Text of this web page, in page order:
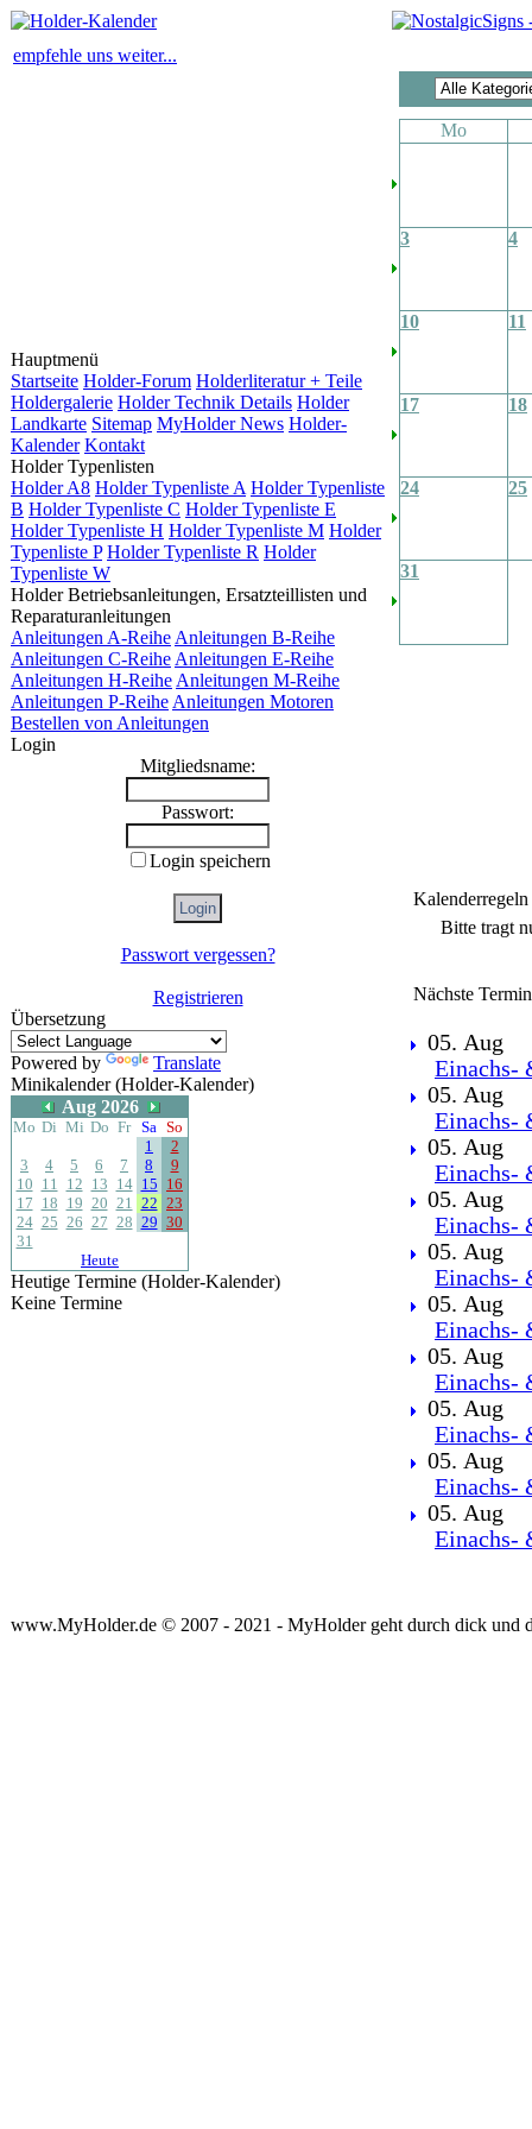
empfehle uns weiter...
Hauptmenü
Startseite Holder-Forum Holderliteratur + Teile
Holdergalerie Holder Technik Details Holder
Landkarte Sitemap MyHolder News Holder-
Kalender Kontakt
Holder Typenlisten
Holder A8 Holder Typenliste A Holder Typenliste
B Holder Typenliste C Holder Typenliste E
Holder Typenliste H Holder Typenliste M Holder
Typenliste P Holder Typenliste R Holder
Typenliste W
Holder Betriebsanleitungen, Ersatzteillisten und
Reparaturanleitungen
Anleitungen A-Reihe Anleitungen B-Reihe
Anleitungen C-Reihe Anleitungen E-Reihe
Anleitungen H-Reihe Anleitungen M-Reihe
Anleitungen P-Reihe Anleitungen Motoren
Bestellen von Anleitungen
Login
Mitgliedsname:
Passwort:
Login speichern
Passwort vergessen?
Registrieren
Übersetzung
Powered by
Translate
Minikalender (Holder-Kalender)
Aug 2026
Mo Di Mi Do Fr Sa So
1
2
3
4 5 6 7 8
9
10 11 12 13 14 15 16
17 18 19 20 21 22 23
24 25 26 27 28 29 30
31
Heute
Heutige Termine (Holder-Kalender)
Keine Termine
Mo
3 4
10 11
17 18
24 25
31
Kalenderregeln
Bitte tragt
Nächste
05. Aug
Einachs-
05. Aug
Einachs-
05. Aug
Einachs-
05. Aug
Einachs-
05. Aug
Einachs-
05. Aug
Einachs-
05. Aug
Einachs-
05. Aug
Einachs-
05. Aug
Einachs-
05. Aug
Einachs-
www.MyHolder.de © 2007 - 2021 - MyHolder geht durch dick und